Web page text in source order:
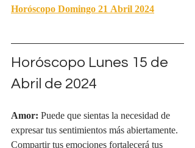
Horóscopo Domingo 21 Abril 2024
Horóscopo Lunes 15 de
Abril de 2024
Amor: Puede que sientas la necesidad de
expresar tus sentimientos más abiertamente.